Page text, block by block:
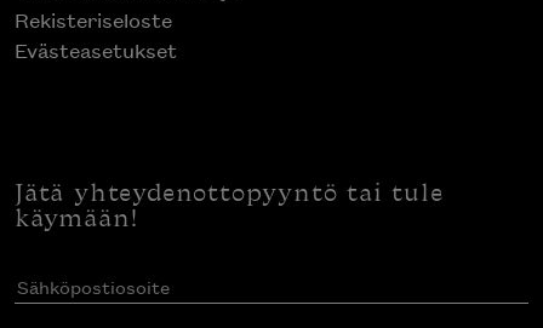
Rekisteriseloste
Evästeasetukset
Jätä yhteydenottopyyntö tai tule
käymään!
Sähköpostiosoite(Pakollinen)